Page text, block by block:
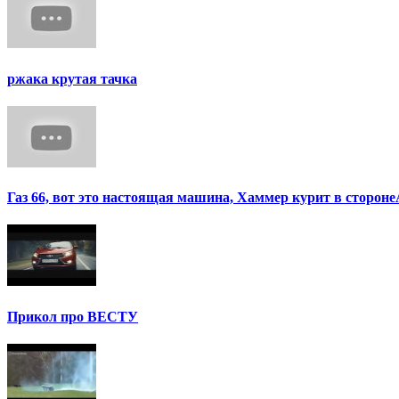
ржака крутая тачка
Газ 66, вот это настоящая машина, Хаммер курит в
Прикол про ВЕСТУ